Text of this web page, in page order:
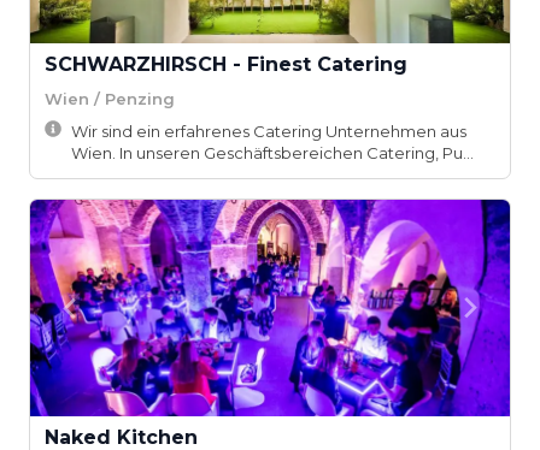
SCHWARZHIRSCH - Finest Catering
Wien / Penzing
Wir sind ein erfahrenes Catering Unternehmen aus
Wien. In unseren Geschäftsbereichen Catering, Pu...
Naked Kitchen